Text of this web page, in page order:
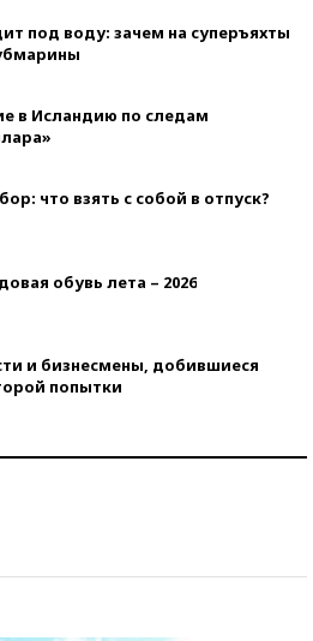
под воду: зачем на суперъяхты
в Исландию по следам
что взять с собой в отпуск?
обувь лета – 2026
и бизнесмены, добившиеся
попытки